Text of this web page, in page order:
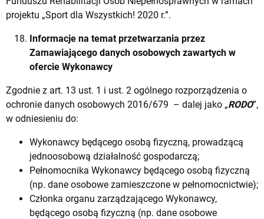
projektu „Sport dla Wszystkich! 2020 r.”.
Informacje na temat przetwarzania przez
Zamawiającego danych osobowych zawartych w
ofercie Wykonawcy
Zgodnie z art. 13 ust. 1 i ust. 2 ogólnego rozporządzenia o
ochronie danych osobowych 2016/679 – dalej jako „RODO”,
w odniesieniu do:
Wykonawcy będącego osobą fizyczną, prowadzącą
jednoosobową działalność gospodarczą;
Pełnomocnika Wykonawcy będącego osobą fizyczną
(np. dane osobowe zamieszczone w pełnomocnictwie);
Członka organu zarządzającego Wykonawcy,
będącego osobą fizyczną (np. dane osobowe